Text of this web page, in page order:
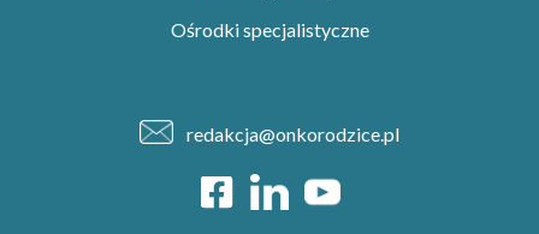
Ośrodki specjalistyczne
redakcja@onkorodzice.pl